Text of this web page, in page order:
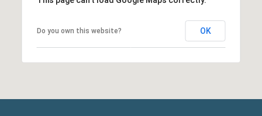
Do you own this website? OK